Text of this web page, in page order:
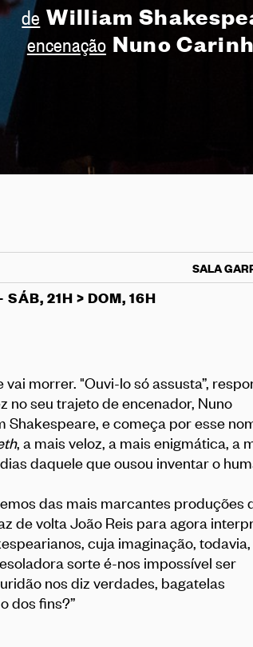
de William
encenação Nuno
SALA
21H > DOM, 16H
morrer. "Ouvi-lo só assusta”,
no seu trajeto de encenador, Nuno
Shakespeare, e começa por esse
, a mais veloz, a mais enigmática, a
daquele que ousou inventar o
das mais marcantes produções
de volta João Reis para agora
cuja imaginação,
sorte é-nos impossível ser
nos diz verdades, bagatelas
dos fins?”